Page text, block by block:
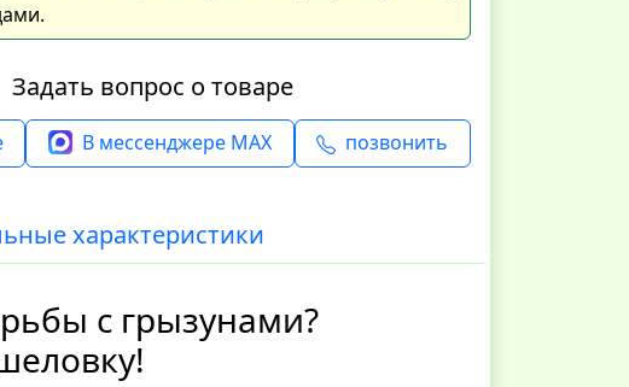
Задать вопрос о товаре
В мессенджере MAX позвонить
характеристики
с грызунами?